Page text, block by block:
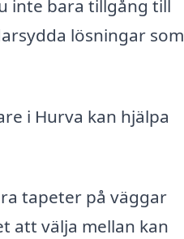
inte bara tillgång till
lösningar som
i Hurva kan hjälpa
tapeter på väggar
att välja mellan kan